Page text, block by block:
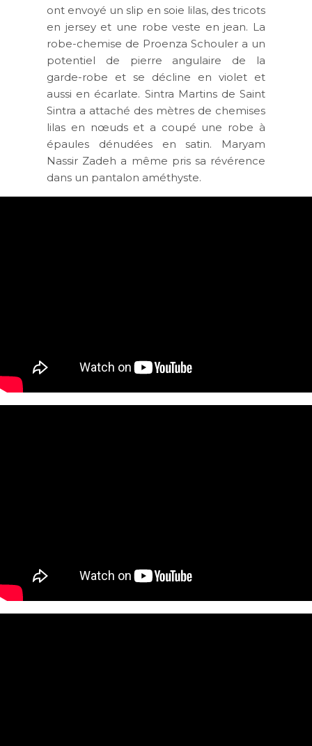
ont envoyé un slip en soie lilas, des tricots
en jersey et une robe veste en jean. La
robe-chemise de Proenza Schouler a un
potentiel de pierre angulaire de la
garde-robe et se décline en violet et
aussi en écarlate. Sintra Martins de Saint
Sintra a attaché des mètres de chemises
lilas en nœuds et a coupé une robe à
épaules dénudées en satin. Maryam
Nassir Zadeh a même pris sa révérence
dans un pantalon améthyste.